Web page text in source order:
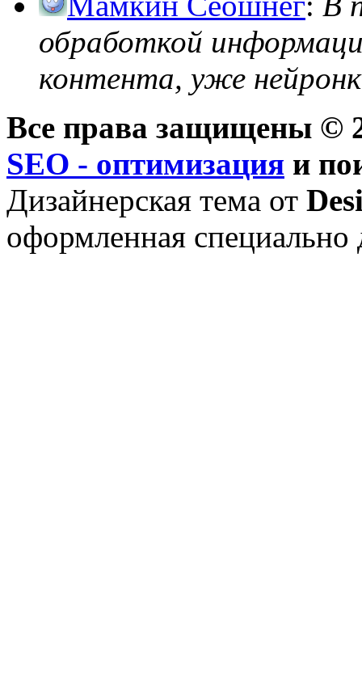
обработкой
контента, уже
Все права защищены ©
SEO - оптимизация и
Дизайнерская тема от
оформленная